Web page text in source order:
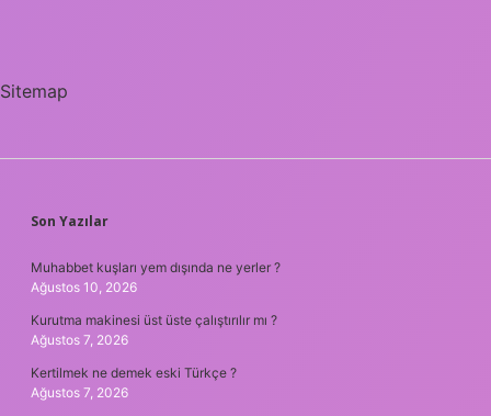
Sitemap
SIDEBAR
Son Yazılar
Muhabbet kuşları yem dışında ne yerler ?
Ağustos 10, 2026
Kurutma makinesi üst üste çalıştırılır mı ?
Ağustos 7, 2026
Kertilmek ne demek eski Türkçe ?
Ağustos 7, 2026